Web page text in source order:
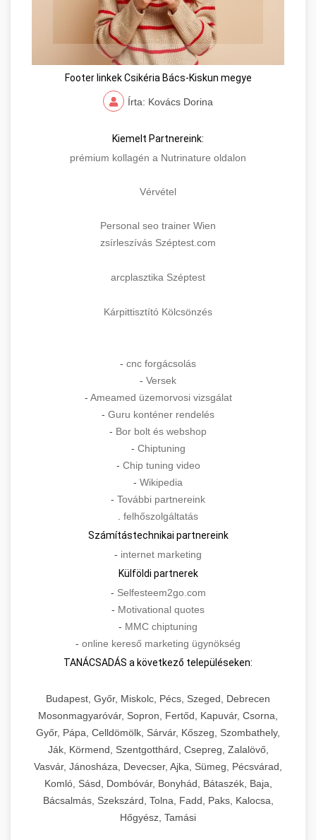
Footer linkek Csikéria Bács-Kiskun megye
Írta: Kovács Dorina
Kiemelt Partnereink:
prémium kollagén a Nutrinature oldalon
Vérvétel
Personal seo trainer Wien
zsírleszívás Széptest.com
arcplasztika Széptest
Kárpittisztító Kölcsönzés
- cnc forgácsolás
- Versek
- Ameamed üzemorvosi vizsgálat
- Guru konténer rendelés
- Bor bolt és webshop
- Chiptuning
- Chip tuning video
- Wikipedia
- További partnereink
. felhőszolgáltatás
Számítástechnikai partnereink
- internet marketing
Külföldi partnerek
- Selfesteem2go.com
- Motivational quotes
- MMC chiptuning
- online kereső marketing ügynökség
TANÁCSADÁS a következő településeken:
Budapest, Győr, Miskolc, Pécs, Szeged, Debrecen
Mosonmagyaróvár, Sopron, Fertőd, Kapuvár, Csorna,
Győr, Pápa, Celldömölk, Sárvár, Kőszeg, Szombathely,
Ják, Körmend, Szentgotthárd, Csepreg, Zalalövő,
Vasvár, Jánosháza, Devecser, Ajka, Sümeg, Pécsvárad,
Komló, Sásd, Dombóvár, Bonyhád, Bátaszék, Baja,
Bácsalmás, Szekszárd, Tolna, Fadd, Paks, Kalocsa,
Hőgyész, Tamási